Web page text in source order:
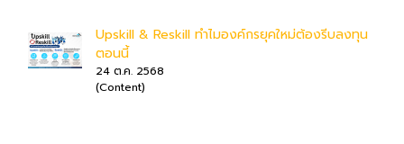
Upskill & Reskill ทำไมองค์กรยุคใหม่ต้องรีบลงทุน
ตอนนี้
24 ต.ค. 2568
(Content)